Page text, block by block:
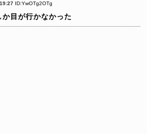
ID:YwOTg2OTg
目が行かなかった